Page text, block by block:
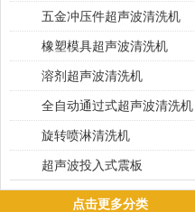
五金冲压件超声波清洗机
橡塑模具超声波清洗机
溶剂超声波清洗机
全自动通过式超声波清洗机
旋转喷淋清洗机
超声波投入式震板
点击更多分类